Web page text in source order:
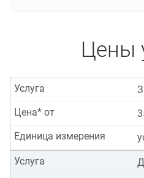
Цены
Услуга
Цена* от
Единица измерения
Услуга